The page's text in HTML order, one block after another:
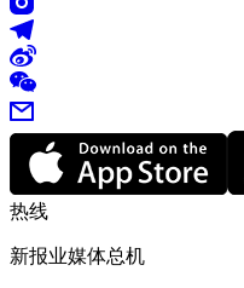
热线
新报业媒体总机